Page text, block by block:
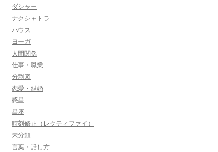
ダシャー
ナクシャトラ
ハウス
ヨーガ
人間関係
仕事・職業
分割図
恋愛・結婚
惑星
星座
時刻修正（レクティファイ）
未分類
言葉・話し方